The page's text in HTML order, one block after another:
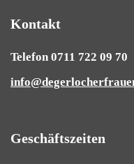
Kontakt
Telefon 0711 722 09 70
Geschäftszeiten